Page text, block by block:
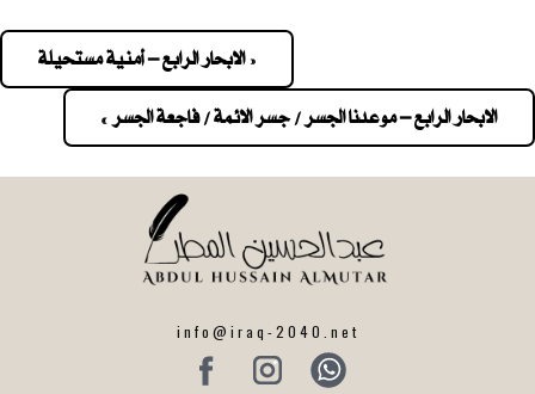
navigation
« الابحار الرابع – أمنية مستحيلة
الابحار الرابع – موعدنا الجسر / جسر الائمة / فاجعة الجسر »
info@iraq-2040.net